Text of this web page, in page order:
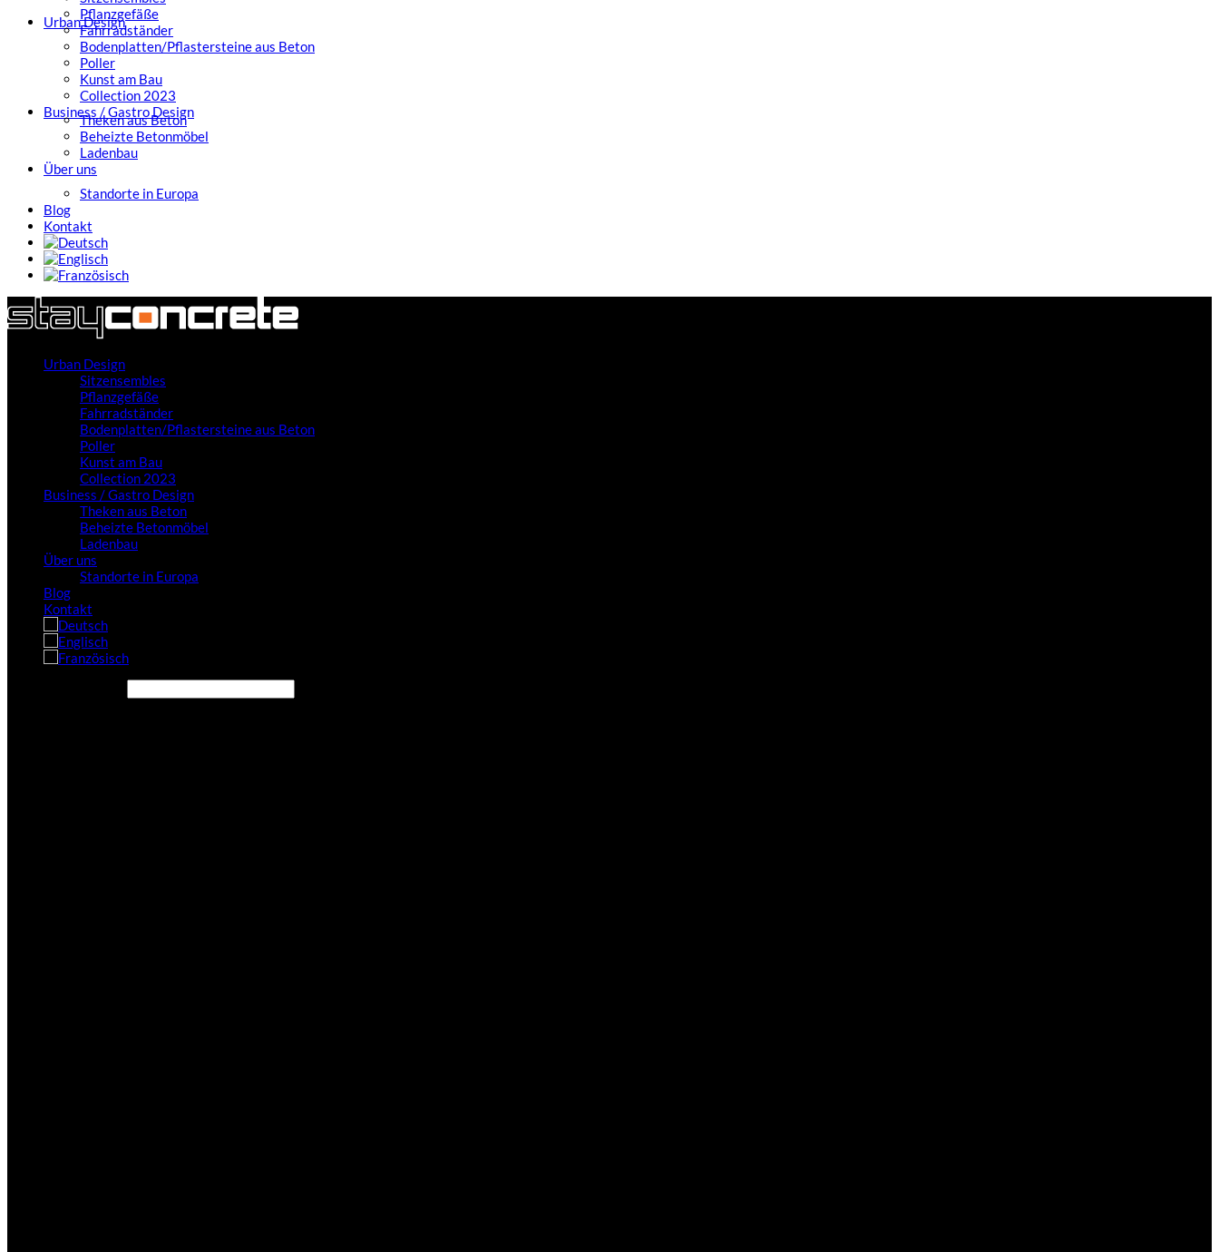
Urban Design
Pflanzgefäße
Fahrradständer
Bodenplatten/Pflastersteine aus Beton
Poller
Kunst am Bau
Collection 2023
Business / Gastro Design
Theken aus Beton
Beheizte Betonmöbel
Ladenbau
Über uns
Standorte in Europa
Blog
Kontakt
Urban Design
Sitzensembles
Pflanzgefäße
Fahrradständer
Bodenplatten/Pflastersteine aus Beton
Poller
Kunst am Bau
Collection 2023
Business / Gastro Design
Theken aus Beton
Beheizte Betonmöbel
Ladenbau
Über uns
Standorte in Europa
Blog
Kontakt